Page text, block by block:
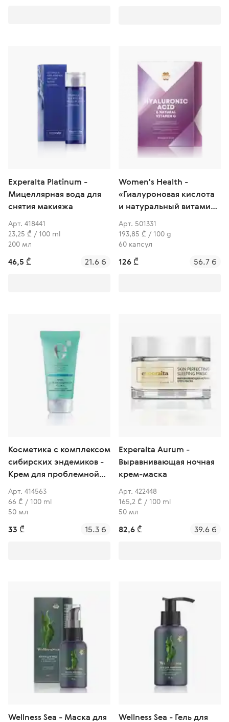
Experalta Platinum -
Мицеллярная вода для
снятия макияжа
Арт. 418441
23,25 ₾ / 100 ml
200 мл
46,5 ₾ 21.6 б
Women's Health -
«Гиалуроновая кислота
и натуральный витамин
С»
Арт. 501331
193,85 ₾ / 100 g
60 капсул
126 ₾ 56.7 б
Косметика с комплексом
сибирских эндемиков -
Крем для проблемной
кожи
Арт. 414563
66 ₾ / 100 ml
50 мл
33 ₾ 15.3 б
Experalta Aurum -
Выравнивающая ночная
крем-маска
Арт. 422448
165,2 ₾ / 100 ml
50 мл
82,6 ₾ 39.6 б
Wellness Sea - Маска для Wellness Sea - Гель для